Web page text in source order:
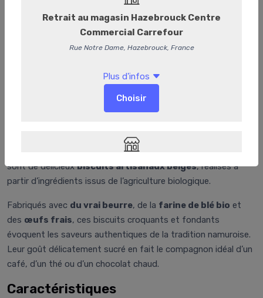
de laBiscuiterie Namuroise
sont de délicieuxbiscuits artisanaux belges, réalisés à
partir d’ingrédients issus de l’agriculture biologique.
Fabriqués avec du vrai beurre, de la farine de blé bio et
des œufs frais, ces biscuits croquants et fondants
évoquent les saveurs authentiques de la tradition namuroise.
Leur goût délicatement sucré en fait le compagnon idéal d’un
café, d’un thé ou d’un chocolat chaud.
Caractéristiques